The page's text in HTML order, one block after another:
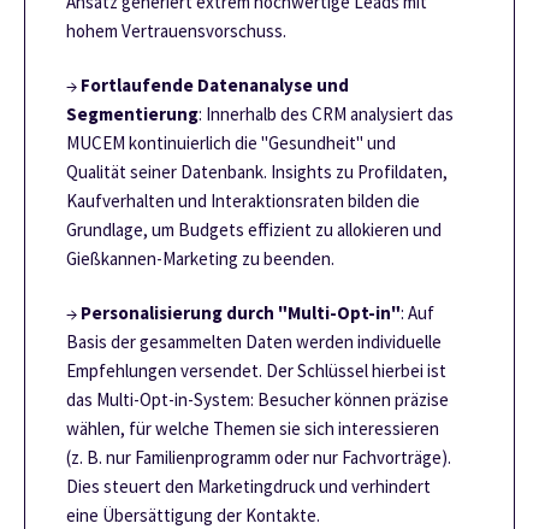
hohem Vertrauensvorschuss.
→ Fortlaufende Datenanalyse und
Segmentierung: Innerhalb des CRM analysiert das
MUCEM kontinuierlich die "Gesundheit" und
Qualität seiner Datenbank. Insights zu Profildaten,
Kaufverhalten und Interaktionsraten bilden die
Grundlage, um Budgets effizient zu allokieren und
Gießkannen-Marketing zu beenden.
→ Personalisierung durch "Multi-Opt-in": Auf
Basis der gesammelten Daten werden individuelle
Empfehlungen versendet. Der Schlüssel hierbei ist
das Multi-Opt-in-System: Besucher können präzise
wählen, für welche Themen sie sich interessieren
(z. B. nur Familienprogramm oder nur Fachvorträge).
Dies steuert den Marketingdruck und verhindert
eine Übersättigung der Kontakte.